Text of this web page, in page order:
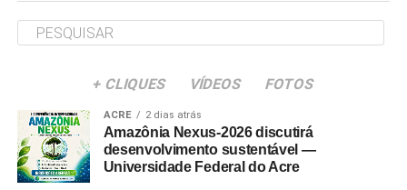
+ CLIQUES VÍDEOS FOTOS
ACRE 2 dias atrás
Amazônia Nexus-2026 discutirá
desenvolvimento sustentável —
Universidade Federal do Acre